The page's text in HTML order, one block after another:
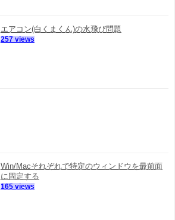
エアコン(白くまくん)の水飛び問題
257 views
Win/Macそれぞれで特定のウィンドウを最前面
に固定する
165 views